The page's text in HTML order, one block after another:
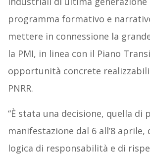
programma formativo e
mettere in connessione la
la PMI, in linea con il Piano
opportunità concrete
PNRR.
“È stata una decisione, quella di
manifestazione dal 6 all’8
logica di responsabilità e di